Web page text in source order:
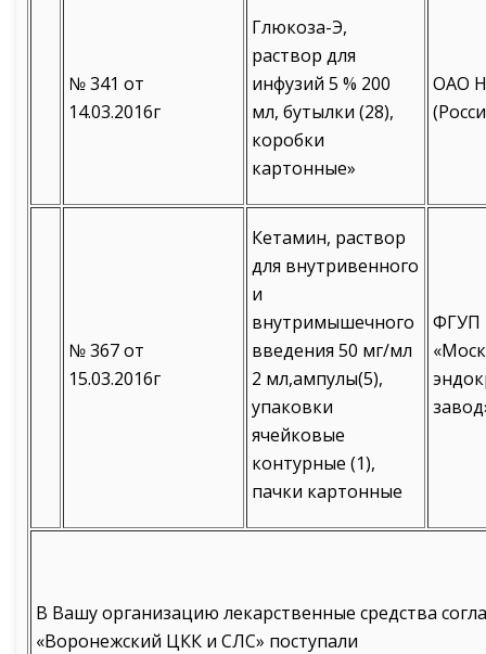
№ 341 от
14.03.2016г
Глюкоза-Э,
раствор для
инфузий 5 % 200
мл, бутылки (28),
коробки
картонные»
ОАО
№ 367 от
15.03.2016г
Кетамин, раствор
для внутривенного
и
внутримышечного
введения 50 мг/мл
2 мл,ампулы(5),
упаковки
ячейковые
контурные (1),
пачки картонные
ФГУП
В Вашу организацию лекарственные средства
«Воронежский ЦКК и СЛС» поступали